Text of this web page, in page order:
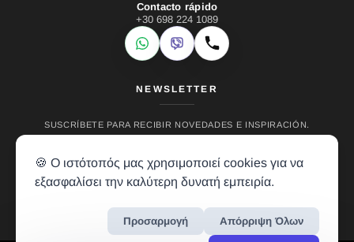
Contacto rápido
+30 698 224 1089
WhatsApp
Viber Llamar
NEWSLETTER
SUSCRÍBETE PARA RECIBIR NOVEDADES E INSPIRACIÓN.
🍪 Ο ιστότοπός μας χρησιμοποιεί cookies για να
εξασφαλίσει την καλύτερη δυνατή εμπειρία.
Προσαρμογή Απόρριψη Όλων